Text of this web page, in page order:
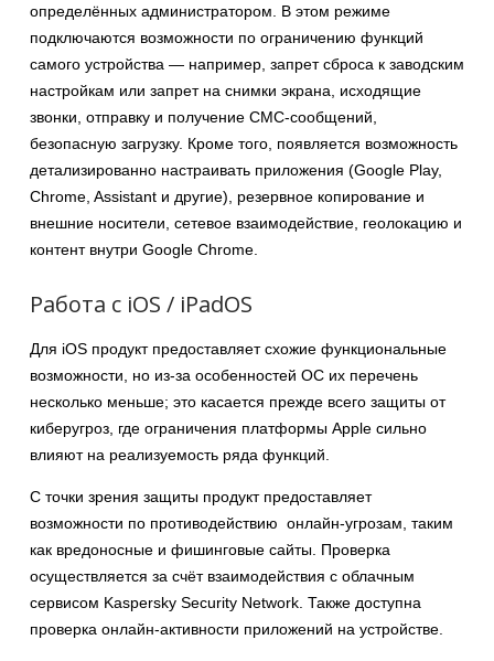
определённых администратором. В этом режиме
подключаются возможности по ограничению функций
самого устройства — например, запрет сброса к заводским
настройкам или запрет на снимки экрана, исходящие
звонки, отправку и получение СМС-сообщений,
безопасную загрузку. Кроме того, появляется возможность
детализированно настраивать приложения (Google Play,
Chrome, Assistant и другие), резервное копирование и
внешние носители, сетевое взаимодействие, геолокацию и
контент внутри Google Chrome.
Работа с iOS / iPadOS
Для iOS продукт предоставляет схожие функциональные
возможности, но из-за особенностей ОС их перечень
несколько меньше; это касается прежде всего защиты от
киберугроз, где ограничения платформы Apple сильно
влияют на реализуемость ряда функций.
С точки зрения защиты продукт предоставляет
возможности по противодействию онлайн-угрозам, таким
как вредоносные и фишинговые сайты. Проверка
осуществляется за счёт взаимодействия с облачным
сервисом Kaspersky Security Network. Также доступна
проверка онлайн-активности приложений на устройстве.